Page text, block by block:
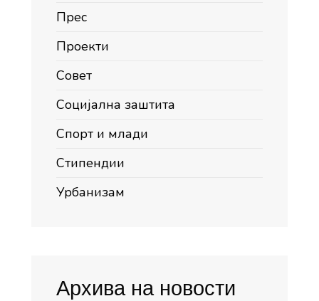
Прес
Проекти
Совет
Социјална заштита
Спорт и млади
Стипендии
Урбанизам
Архива на новости